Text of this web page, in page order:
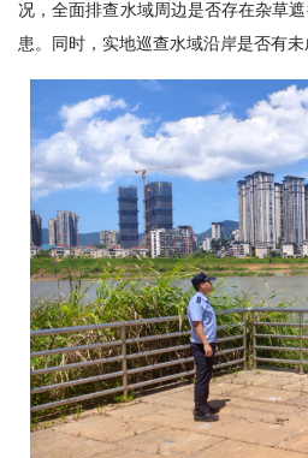
况，全面排查水域周边是否存在杂草
患。同时，实地巡查水域沿岸是否有